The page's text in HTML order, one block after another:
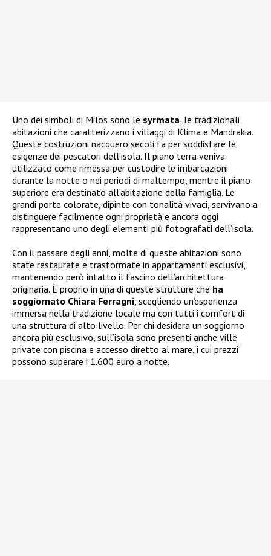
Uno dei simboli di Milos sono le syrmata, le tradizionali
abitazioni che caratterizzano i villaggi di Klima e Mandrakia.
Queste costruzioni nacquero secoli fa per soddisfare le
esigenze dei pescatori dell’isola. Il piano terra veniva
utilizzato come rimessa per custodire le imbarcazioni
durante la notte o nei periodi di maltempo, mentre il piano
superiore era destinato all’abitazione della famiglia. Le
grandi porte colorate, dipinte con tonalità vivaci, servivano a
distinguere facilmente ogni proprietà e ancora oggi
rappresentano uno degli elementi più fotografati dell’isola.
Con il passare degli anni, molte di queste abitazioni sono
state restaurate e trasformate in appartamenti esclusivi,
mantenendo però intatto il fascino dell’architettura
originaria. È proprio in una di queste strutture che ha
soggiornato Chiara Ferragni, scegliendo un’esperienza
immersa nella tradizione locale ma con tutti i comfort di
una struttura di alto livello. Per chi desidera un soggiorno
ancora più esclusivo, sull’isola sono presenti anche ville
private con piscina e accesso diretto al mare, i cui prezzi
possono superare i 1.600 euro a notte.